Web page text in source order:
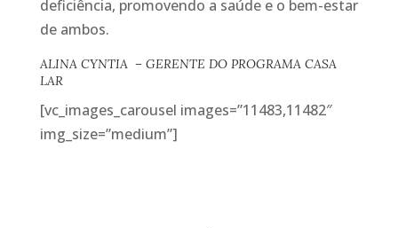
deficiência, promovendo a saúde e o bem-estar
de ambos.
ALINA CYNTIA – GERENTE DO PROGRAMA CASA
LAR
[vc_images_carousel images=”11483,11482″
img_size=”medium”]